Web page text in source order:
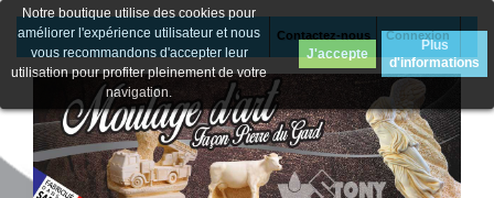
Connexion
Contactez-nous
Notre boutique utilise des cookies pour
améliorer l'expérience utilisateur et nous
vous recommandons d'accepter leur
utilisation pour profiter pleinement de votre
navigation.
J'accepte
Plus
d'informations